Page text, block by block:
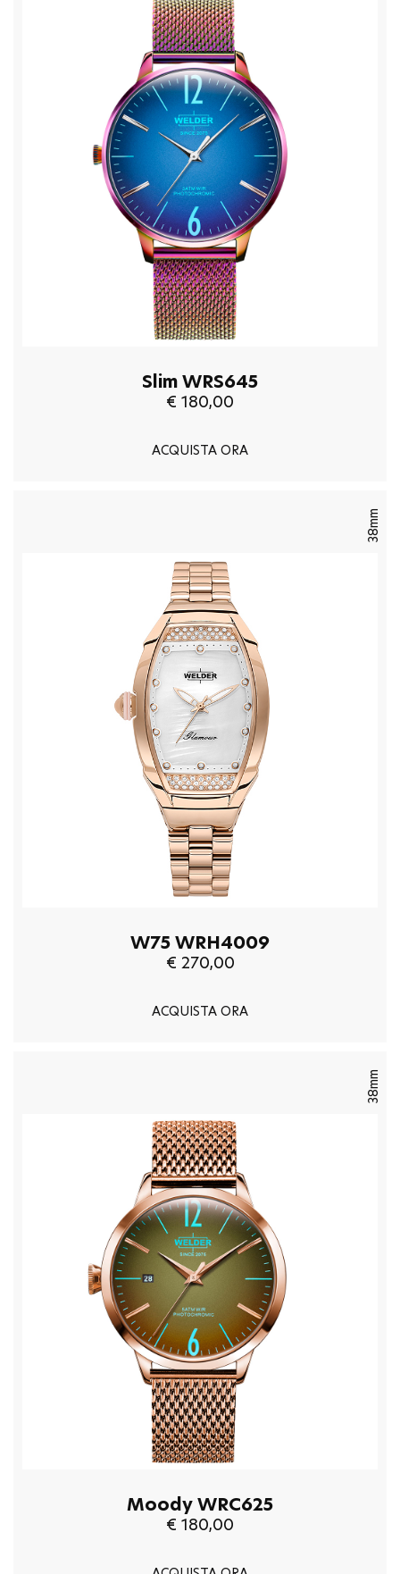
Slim WRS645
€ 180,00
ACQUISTA ORA
38mm
W75 WRH4009
€ 270,00
ACQUISTA ORA
38mm
Moody WRC625
€ 180,00